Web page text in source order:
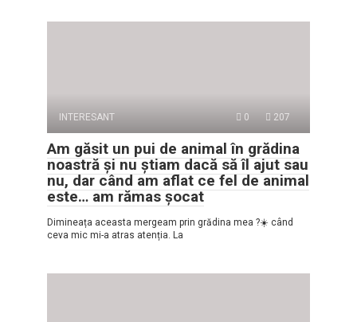
INTERESANT 0 207
Am găsit un pui de animal în grădina
noastră și nu știam dacă să îl ajut sau
nu, dar când am aflat ce fel de animal
este… am rămas șocat
Dimineața aceasta mergeam prin grădina mea ?☀️ când
ceva mic mi-a atras atenția. La